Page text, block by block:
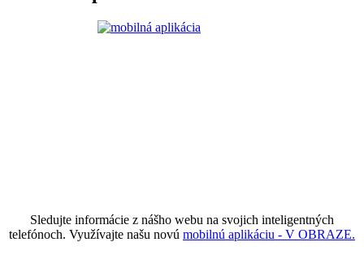
Sledujte informácie z nášho webu na svojich inteligentných
telefónoch. Využívajte našu novú mobilnú aplikáciu - V OBRAZE.